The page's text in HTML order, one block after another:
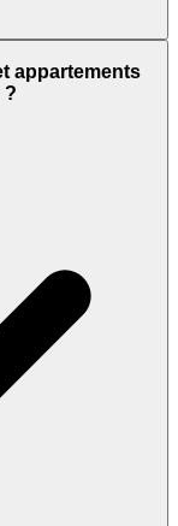
appartements
?